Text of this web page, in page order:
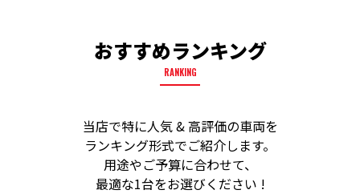
おすすめランキング
RANKING
当店で特に人気 & 高評価の車両を
ランキング形式でご紹介します。
用途やご予算に合わせて、
最適な1台をお選びください !